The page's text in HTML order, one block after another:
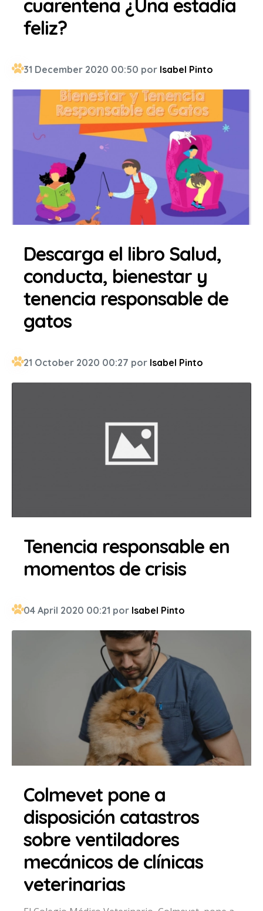
cuarentena ¿Una estadía
feliz?
31 December 2020 00:50 por Isabel Pinto
Descarga el libro Salud,
conducta, bienestar y
tenencia responsable de
gatos
21 October 2020 00:27 por Isabel Pinto
Tenencia responsable en
momentos de crisis
04 April 2020 00:21 por Isabel Pinto
Colmevet pone a
disposición catastros
sobre ventiladores
mecánicos de clínicas
veterinarias